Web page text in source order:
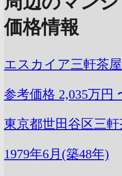
価格情報
エスカイア三軒茶屋
参考価格 2,035万円
東京都世田谷区三
1979年6月(築48年)